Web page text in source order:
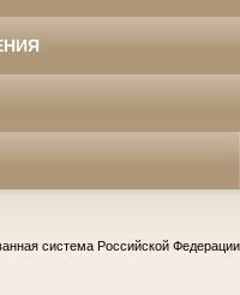
система Российской